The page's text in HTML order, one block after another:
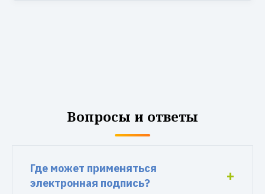
Вопросы и ответы
Где может применяться
электронная подпись?